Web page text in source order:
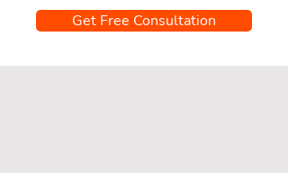
Get Free Consultation